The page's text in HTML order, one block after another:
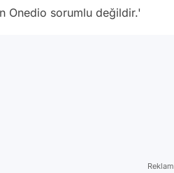
Onedio sorumlu değildir.'
Reklam